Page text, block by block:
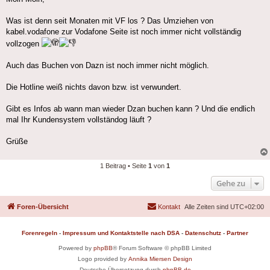
Was ist denn seit Monaten mit VF los ? Das Umziehen von
kabel.vodafone zur Vodafone Seite ist noch immer nicht vollständig
vollzogen
Auch das Buchen von Dazn ist noch immer nicht möglich.
Die Hotline weiß nichts davon bzw. ist verwundert.
Gibt es Infos ab wann man wieder Dzan buchen kann ? Und die endlich
mal Ihr Kundensystem vollständog läuft ?
Grüße
1 Beitrag • Seite 1 von 1
Gehe zu
Foren-Übersicht Alle Zeiten sind UTC+02:00
Kontakt
Forenregeln - Impressum und Kontaktstelle nach DSA - Datenschutz - Partner
Powered by phpBB® Forum Software © phpBB Limited
Logo provided by Annika Miersen Design